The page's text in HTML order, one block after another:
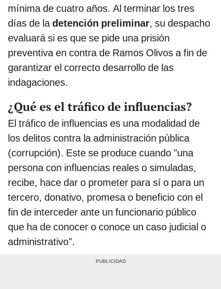
mínima de cuatro años. Al terminar los tres
días de ladetención preliminar, su despacho
evaluará si es que se pide una prisión
preventiva en contra de Ramos Olivos a fin de
garantizar el correcto desarrollo de las
indagaciones.
¿Qué es el tráfico de influencias?
El tráfico de influencias es una modalidad de
los delitos contra la administración pública
(corrupción). Este se produce cuando "una
persona con influencias reales o simuladas,
recibe, hace dar o prometer para sí o para un
tercero, donativo, promesa o beneficio con el
fin de interceder ante un funcionario público
que ha de conocer o conoce un caso judicial o
administrativo".